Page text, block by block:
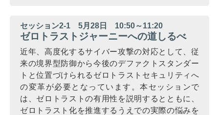
セッション2-1 5月28日 10:50～11:20
ゼロトラストジャーニーへの道しるべ
近年、高度化するサイバー攻撃の対応として、従
来の境界型防御から今後のデファクトスタンダー
トと位置づけられるゼロトラストセキュリティへ
の変革が必要となっています。本セッションで
は、ゼロトラストの有用性を説明するとともに、
ゼロトラスト化を推進するうえでの実際の悩みを